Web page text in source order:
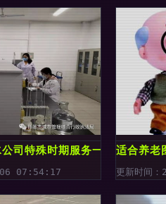
司特殊时期服务一直在线，养
06 07:54:17
适合养老
更新时间